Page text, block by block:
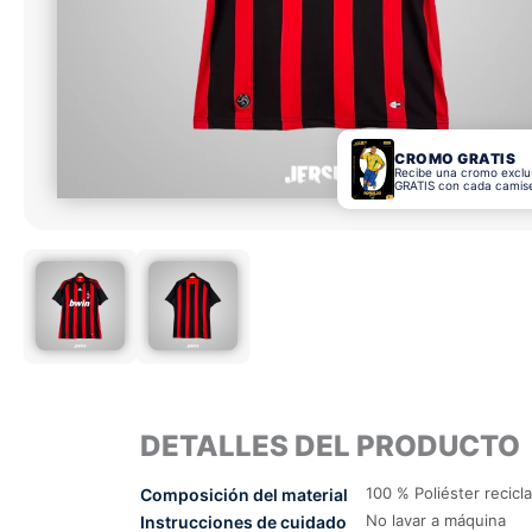
CROMO GRATIS
Recibe una cromo
GRATIS con cada
DETALLES DEL PRODUCTO
Composición del material 100 % Poliéster
Instrucciones de cuidado No lavar a máquina